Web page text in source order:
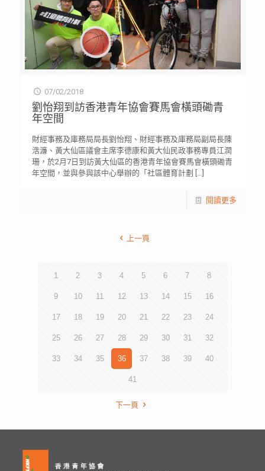
07/02/2018
劉怡翔到訪香港青年協會賽馬會橫頭磡青
年空間
財經事務及庫務局局長劉怡翔、財經事務及庫務局副局長陳
浩濂、黃大仙區議會主席李德康和黃大仙民政事務專員江潤
珊，於2月7日到訪黃大仙區的香港青年協會賽馬會橫頭磡青
年空間，並與參與該中心舉辦的「社區體育計劃
[…]
閱讀更多
上一頁
1 2 3 4 5 6 7 8
9 10 11 12 13 14 15 16
17 18 19 20 21 22 23 24
25 26 27 28 29 30 31 32
33 34 35 36 37 38 39 40
41
下一頁